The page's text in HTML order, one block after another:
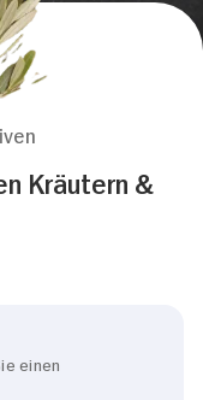
Kräutern &
einen